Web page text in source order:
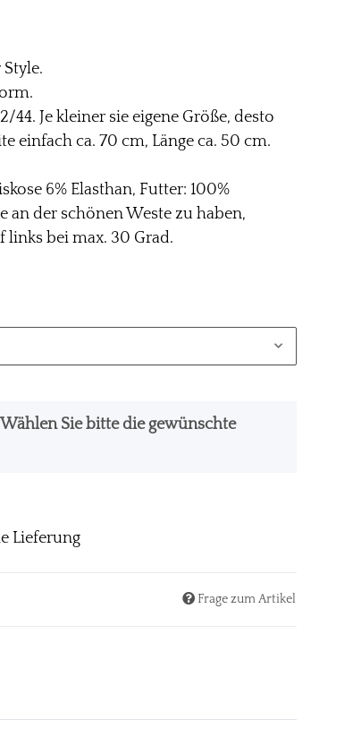
44. Je kleiner sie eigene Größe, desto
einfach ca. 70 cm, Länge ca. 50 cm.
6% Elasthan, Futter: 100%
an der schönen Weste zu haben,
links bei max. 30 Grad.
Sie bitte die gewünschte
Lieferung
Frage zum Artikel